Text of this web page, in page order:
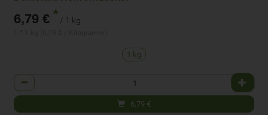
6,79 € * / 1 kg
1 kg
Anzahl
6,79 €